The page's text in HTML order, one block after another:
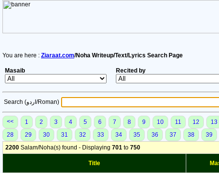
You are here : Ziaraat.com/Noha Writeup/Text/Lyrics Search Page
Masaib Recited by
Search (اردو/Roman)
<< 1 2 3 4 5 6 7 8 9 10 11 12
13
28
29 30 31 32 33 34 35 36 37 38
39
2200 Salam/Noha(s) found - Displaying 701 to 750
Title